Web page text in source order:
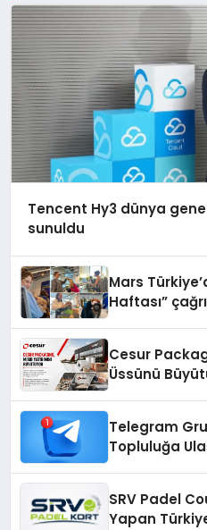
Tencent Hy3 dünya
sunuldu
Mars
Haftası”
Cesur
Üssünü
Telegram
Topluluğa
SRV Padel
Yapan